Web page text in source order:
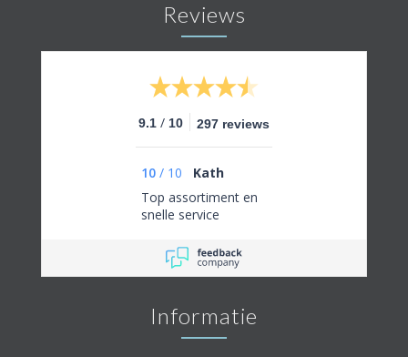
Reviews
9.1 / 10 297 reviews
10 / 10
Kath
Top assortiment en
snelle service
Informatie